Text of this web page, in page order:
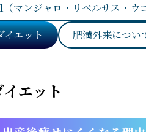
マンジャロ・リベルサス・ウ
イエット
肥満外来につい
エット